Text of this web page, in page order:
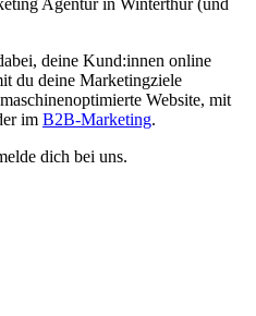
Agentur in Winterthur (und
deine Kund:innen online
du deine Marketingziele
Website, mit
im B2B-Marketing.
dich bei uns.